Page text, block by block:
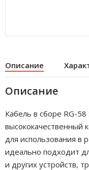
Описание
Описание
Кабель в сборе RG-
высококачественный
для использования в
идеально подходит
и других устройств,